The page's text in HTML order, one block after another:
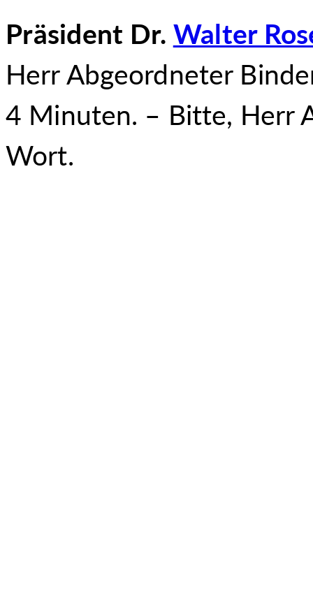
Präsident Dr. Walter
Herr Abgeordneter
4 Minuten. – Bitte, Herr
Wort.